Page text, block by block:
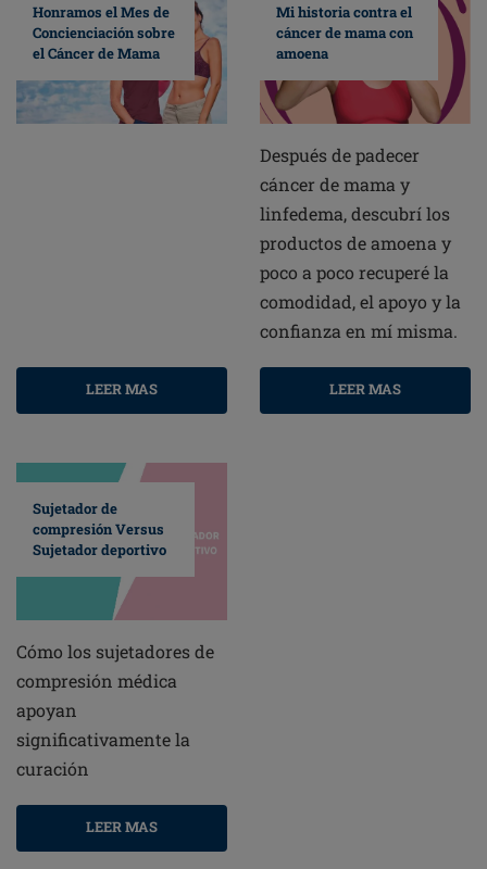
Honramos el Mes de
Concienciación sobre
el Cáncer de Mama
LEER MAS
Mi historia contra el
cáncer de mama con
amoena
Después de padecer
cáncer de mama y
linfedema, descubrí los
productos de amoena y
poco a poco recuperé la
comodidad, el apoyo y la
confianza en mí misma.
LEER MAS
Sujetador de
compresión Versus
Sujetador deportivo
Cómo los sujetadores de
compresión médica
apoyan
significativamente la
curación
LEER MAS